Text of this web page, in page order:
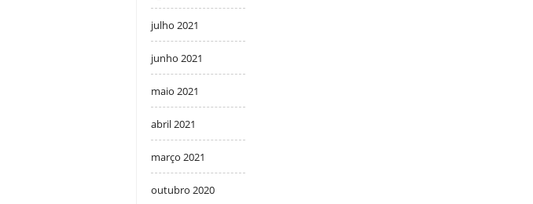
julho 2021
junho 2021
maio 2021
abril 2021
março 2021
outubro 2020